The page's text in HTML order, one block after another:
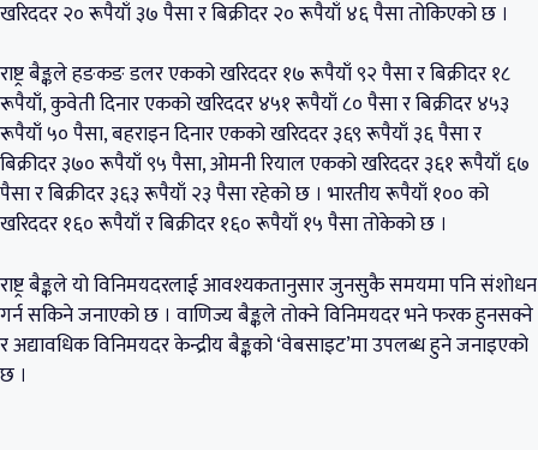
खरिददर २० रूपैयाँ ३७ पैसा र बिक्रीदर २० रूपैयाँ ४६ पैसा तोकिएको छ ।
राष्ट्र बैङ्कले हङकङ डलर एकको खरिददर १७ रूपैयाँ ९२ पैसा र बिक्रीदर १८
रूपैयाँ, कुवेती दिनार एकको खरिददर ४५१ रूपैयाँ ८० पैसा र बिक्रीदर ४५३
रूपैयाँ ५० पैसा, बहराइन दिनार एकको खरिददर ३६९ रूपैयाँ ३६ पैसा र
बिक्रीदर ३७० रूपैयाँ ९५ पैसा, ओमनी रियाल एकको खरिददर ३६१ रूपैयाँ ६७
पैसा र बिक्रीदर ३६३ रूपैयाँ २३ पैसा रहेको छ । भारतीय रूपैयाँ १०० को
खरिददर १६० रूपैयाँ र बिक्रीदर १६० रूपैयाँ १५ पैसा तोकेको छ ।
राष्ट्र बैङ्कले यो विनिमयदरलाई आवश्यकतानुसार जुनसुकै समयमा पनि संशोधन
गर्न सकिने जनाएको छ । वाणिज्य बैङ्कले तोक्ने विनिमयदर भने फरक हुनसक्ने
र अद्यावधिक विनिमयदर केन्द्रीय बैङ्कको ‘वेबसाइट’मा उपलब्ध हुने जनाइएको
छ ।